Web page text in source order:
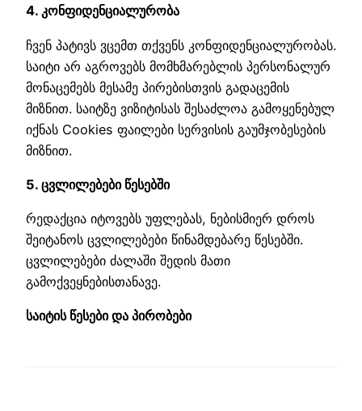
4. კონფიდენციალურობა
ჩვენ პატივს ვცემთ თქვენს კონფიდენციალურობას.
საიტი არ აგროვებს მომხმარებლის პერსონალურ
მონაცემებს მესამე პირებისთვის გადაცემის
მიზნით. საიტზე ვიზიტისას შესაძლოა გამოყენებულ
იქნას Cookies ფაილები სერვისის გაუმჯობესების
მიზნით.
5. ცვლილებები წესებში
რედაქცია იტოვებს უფლებას, ნებისმიერ დროს
შეიტანოს ცვლილებები წინამდებარე წესებში.
ცვლილებები ძალაში შედის მათი
გამოქვეყნებისთანავე.
საიტის წესები და პირობები